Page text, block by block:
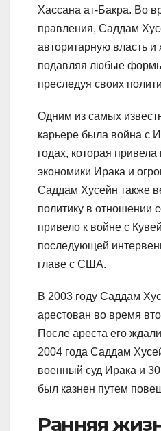
Хассана ат-Бакра. Во
правления, Саддам
авторитарную власть
подавляя любые
преследуя своих
Одним из самых
карьере была война с
годах, которая
экономики Ирака и
Саддам Хусейн также
политику в отношении
привело к войне с
последующей
главе с США.
В 2003 году Саддам
арестован во время
После ареста его
2004 года Саддам
военный суд Ирака и
был казнен путем
Ранняя